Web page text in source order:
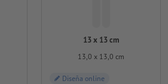
13 x 13 cm
13,0 x 13,0 cm
Diseña online